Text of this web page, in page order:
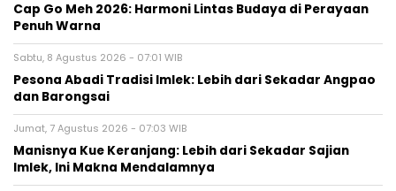
Cap Go Meh 2026: Harmoni Lintas Budaya di Perayaan
Penuh Warna
Sabtu, 8 Agustus 2026 - 07:01 WIB
Pesona Abadi Tradisi Imlek: Lebih dari Sekadar Angpao
dan Barongsai
Jumat, 7 Agustus 2026 - 07:03 WIB
Manisnya Kue Keranjang: Lebih dari Sekadar Sajian
Imlek, Ini Makna Mendalamnya